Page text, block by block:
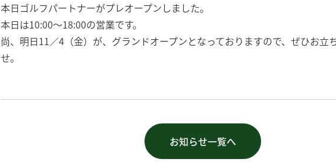
本日ゴルフパートナーがプレオープンしました。
本日は10:00～18:00の営業です。
尚、明日11／4（金）が、グランドオープンとなっておりますので、ぜひお立
せ。
お知らせ一覧へ